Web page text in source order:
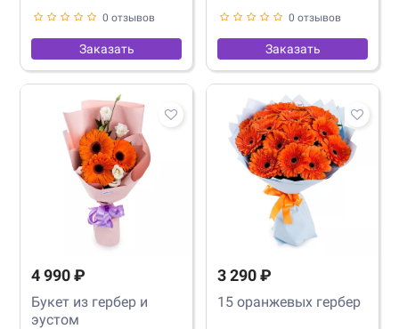
0 отзывов
Заказать
0 отзывов
Заказать
4 990 ₽
Букет из гербер и
эустом
3 290 ₽
15 оранжевых гербер